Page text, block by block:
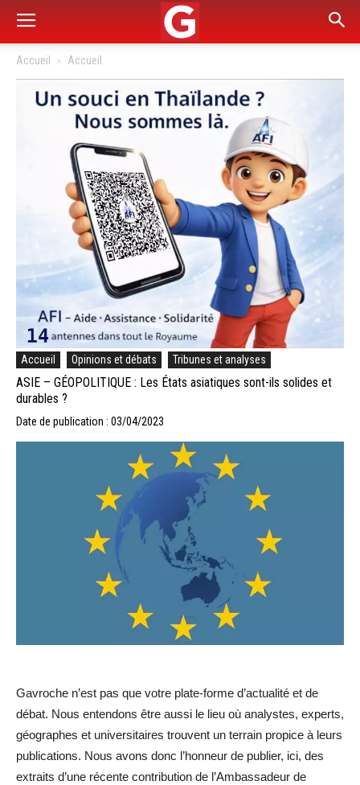
Accueil Accueil
Accueil Opinions et débats Tribunes et analyses
ASIE – GÉOPOLITIQUE : Les États asiatiques sont-ils solides et
durables ?
Date de publication : 03/04/2023
Gavroche n’est pas que votre plate-forme d’actualité et de
débat. Nous entendons être aussi le lieu où analystes, experts,
géographes et universitaires trouvent un terrain propice à leurs
publications. Nous avons donc l’honneur de publier, ici, des
extraits d’une récente contribution de l’Ambassadeur de